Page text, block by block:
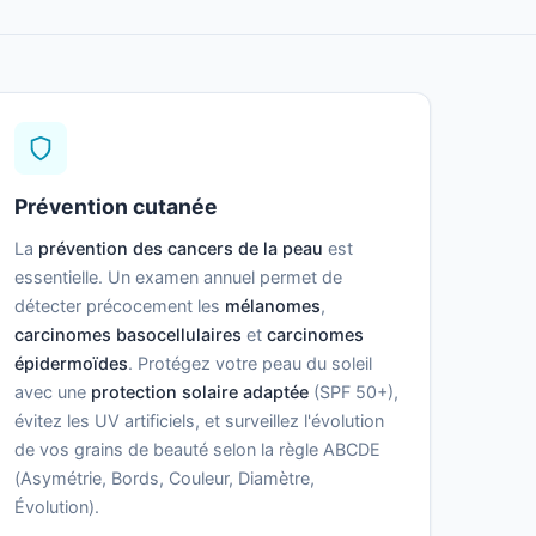
Prévention cutanée
La prévention des cancers de la peau est
essentielle. Un examen annuel permet de
détecter précocement les mélanomes,
carcinomes basocellulaires et carcinomes
épidermoïdes. Protégez votre peau du soleil
avec une protection solaire adaptée(SPF 50+),
évitez les UV artificiels, et surveillez l'évolution
de vos grains de beauté selon la règle ABCDE
(Asymétrie, Bords, Couleur, Diamètre,
Évolution).